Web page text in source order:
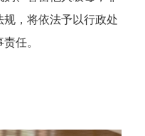
，将依法予以行政处
任。